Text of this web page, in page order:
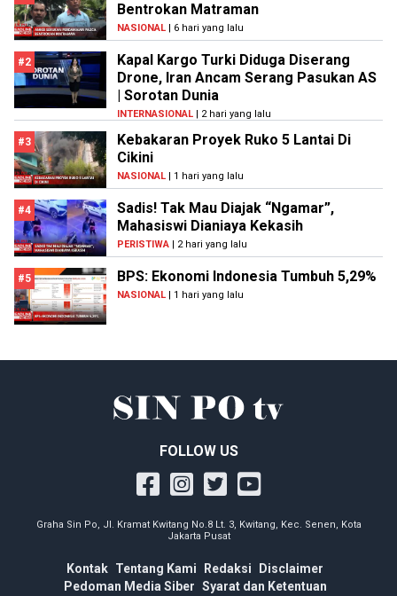
Bentrokan Matraman
NASIONAL | 6 hari yang lalu
#2
Kapal Kargo Turki Diduga Diserang
Drone, Iran Ancam Serang Pasukan AS
| Sorotan Dunia
INTERNASIONAL | 2 hari yang lalu
#3
Kebakaran Proyek Ruko 5 Lantai Di
Cikini
NASIONAL | 1 hari yang lalu
#4
Sadis! Tak Mau Diajak “Ngamar”,
Mahasiswi Dianiaya Kekasih
PERISTIWA | 2 hari yang lalu
#5 BPS: Ekonomi Indonesia Tumbuh 5,29%
NASIONAL | 1 hari yang lalu
FOLLOW US
Graha Sin Po, Jl. Kramat Kwitang No.8 Lt. 3, Kwitang, Kec. Senen, Kota
Jakarta Pusat
Kontak Tentang Kami Redaksi
Disclaimer
Pedoman Media Siber Syarat dan Ketentuan